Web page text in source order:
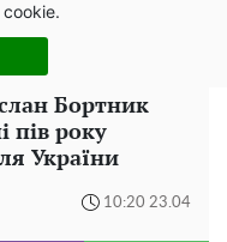
села: як виглядав
збірки
Бортник
пів року
України
10:20 23.04